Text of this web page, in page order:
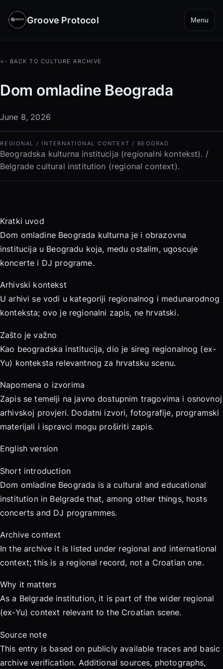
Groove Protocol Menu
<- BACK TO CULTURE ARCHIVE
Dom omladine Beograda
June 8, 2026
REGIONAL / INTERNATIONAL CONTEXT / BEOGRAD
Beogradska kulturna institucija (regionalni kontekst). /
Belgrade cultural institution (regional context).
Kratki uvod
Dom omladine Beograda kulturna je i obrazovna
institucija u Beogradu koja, medu ostalim, ugoscuje
koncerte i DJ programe.
Arhivski kontekst
U arhivi se vodi u kategoriji regionalnog i medunarodnog
konteksta; ovo je regionalni zapis, ne hrvatski.
Zašto je važno
Kao beogradska institucija, dio je sireg regionalnog (ex-
Yu) konteksta relevantnog za hrvatsku scenu.
Napomena o izvorima
Zapis se temelji na javno dostupnim tragovima i osnovnoj
arhivskoj provjeri. Dodatni izvori, fotografije, programski
materijali i ispravci mogu proširiti zapis.
English version
Short introduction
Dom omladine Beograda is a cultural and educational
institution in Belgrade that, among other things, hosts
concerts and DJ programmes.
Archive context
In the archive it is listed under regional and international
context; this is a regional record, not a Croatian one.
Why it matters
As a Belgrade institution, it is part of the wider regional
(ex-Yu) context relevant to the Croatian scene.
Source note
This entry is based on publicly available traces and basic
archive verification. Additional sources, photographs,